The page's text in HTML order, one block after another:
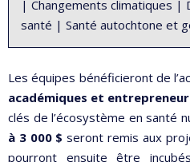
| Changements climatiques |
santé | Santé autochtone et
Les équipes bénéficieront de
académiques et
clés de l’écosystème en santé
à 3 000 $ seront remis aux
pourront ensuite être